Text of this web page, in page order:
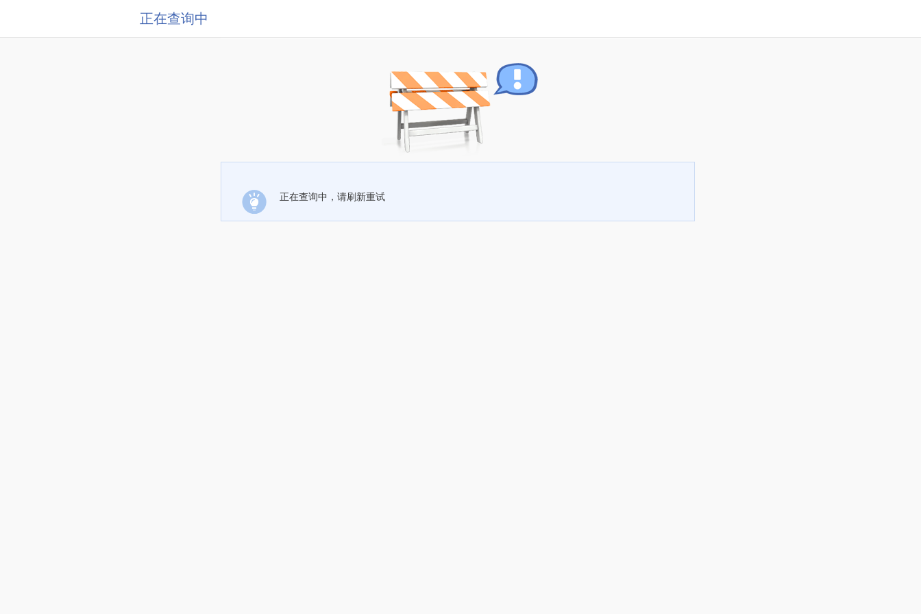
正在查询中
正在查询中，请刷新重试